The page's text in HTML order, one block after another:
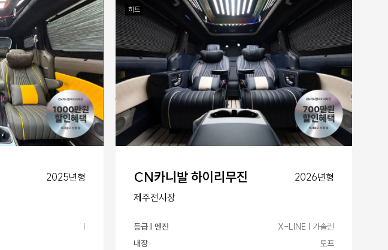
2025년형
|
히트
CN카니발 하이리무진
2026년형
제주전시장
등급 | 엔진
X-LINE | 가솔린
내장
토프